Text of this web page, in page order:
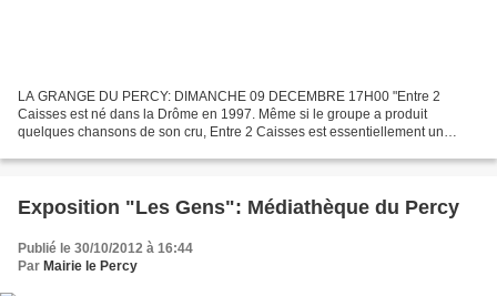
LA GRANGE DU PERCY: DIMANCHE 09 DECEMBRE 17H00 "Entre 2
Caisses est né dans la Drôme en 1997. Même si le groupe a produit
quelques chansons de son cru, Entre 2 Caisses est essentiellement un
Exposition "Les Gens": Médiathèque du Percy
Publié le 30/10/2012 à 16:44
Par Mairie le Percy